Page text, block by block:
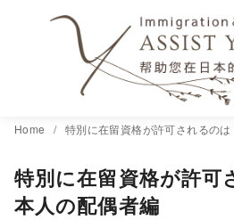
Home 特別に在留資格が許可されるの
特別に在留資格が許可
本人の配偶者編